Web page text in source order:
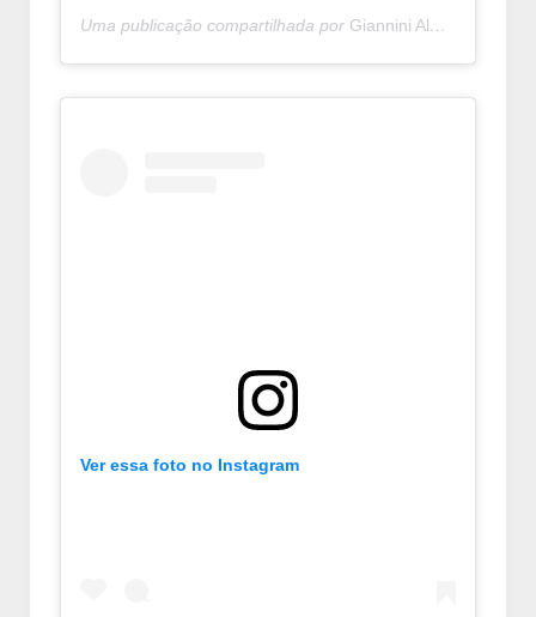
Uma publicação compartilhada por Giannini Alencar
Ver essa foto no Instagram